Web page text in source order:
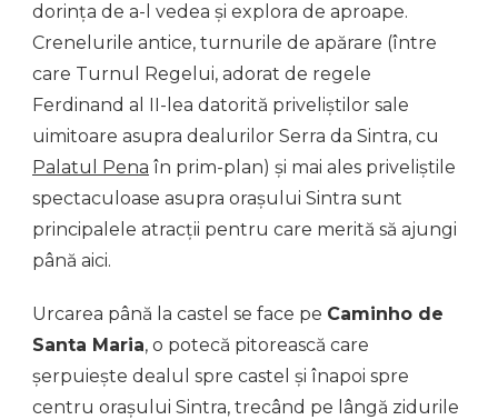
dorința de a-l vedea și explora de aproape.
Crenelurile antice, turnurile de apărare (între
care Turnul Regelui, adorat de regele
Ferdinand al II-lea datorită priveliștilor sale
uimitoare asupra dealurilor Serra da Sintra, cu
Palatul Pena în prim-plan) și mai ales priveliștile
spectaculoase asupra orașului Sintra sunt
principalele atracții pentru care merită să ajungi
până aici.
Urcarea până la castel se face pe Caminho de
Santa Maria, o potecă pitorească care
șerpuiește dealul spre castel și înapoi spre
centru orașului Sintra, trecând pe lângă zidurile